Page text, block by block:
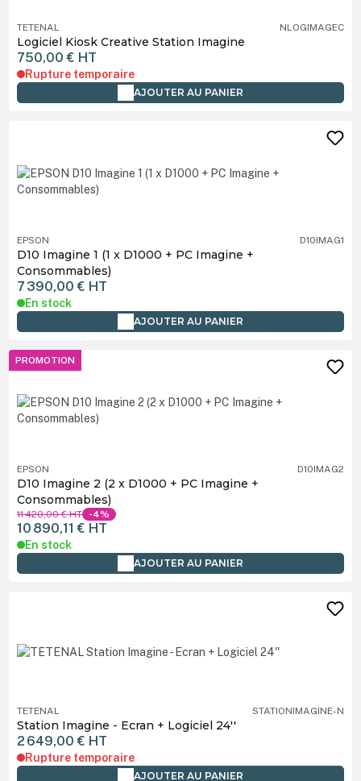
TETENAL NLOGIMAGEC
Logiciel Kiosk Creative Station Imagine
750,00 € HT
Rupture temporaire
AJOUTER AU PANIER
EPSON D10IMAG1
D10 Imagine 1 (1 x D1000 + PC Imagine +
Consommables)
7 390,00 € HT
En stock
AJOUTER AU PANIER
PROMOTION
EPSON D10IMAG2
D10 Imagine 2 (2 x D1000 + PC Imagine +
Consommables)
11 420,00 €HT -4%
10 890,11 € HT
En stock
AJOUTER AU PANIER
TETENAL STATIONIMAGINE-N
Station Imagine - Ecran + Logiciel 24''
2 649,00 € HT
Rupture temporaire
AJOUTER AU PANIER